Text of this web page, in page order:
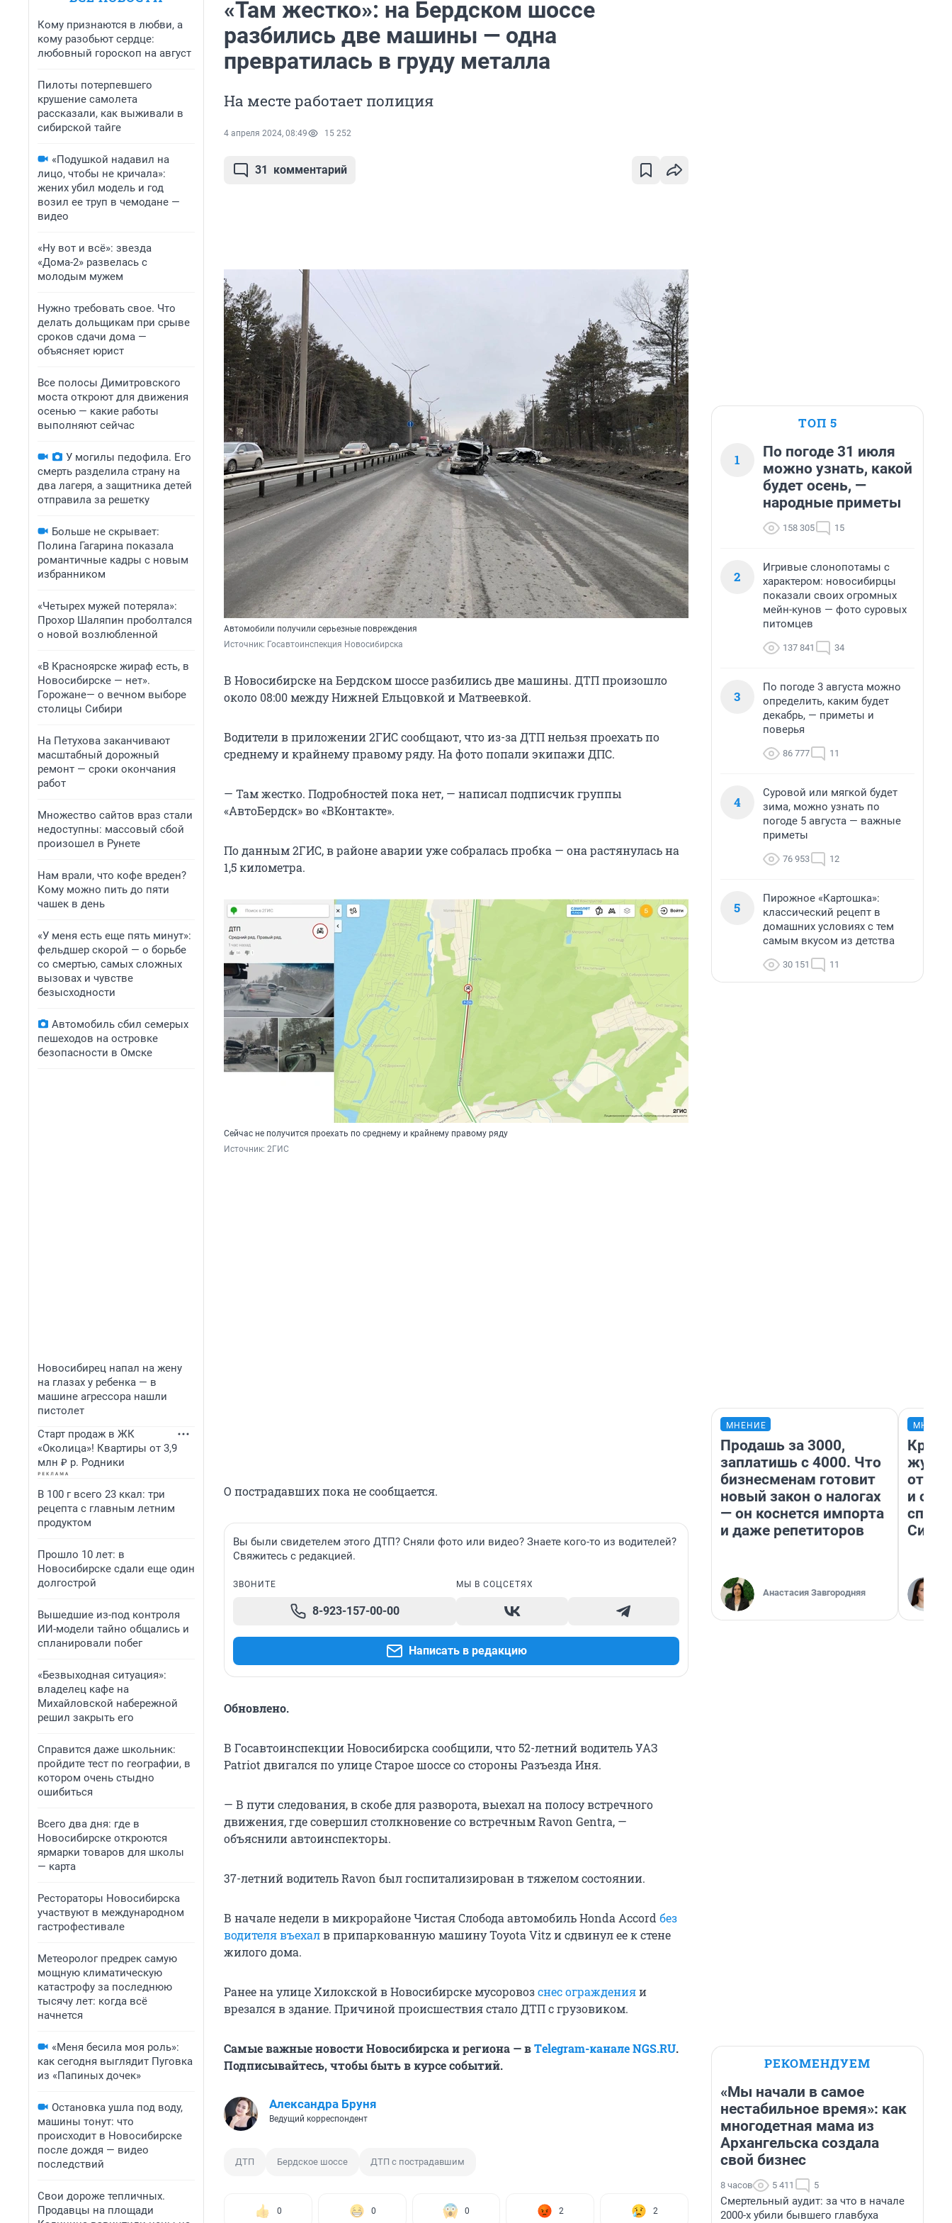
Кому признаются в любви, а
кому разобьют сердце:
любовный гороскоп на август
Пилоты потерпевшего
крушение самолета
рассказали, как выживали в
сибирской тайге
«Подушкой надавил на
лицо, чтобы не кричала»:
жених убил модель и год
возил ее труп в чемодане —
видео
«Ну вот и всё»: звезда
«Дома-2» развелась с
молодым мужем
Нужно требовать свое. Что
делать дольщикам при срыве
сроков сдачи дома —
объясняет юрист
Все полосы Димитровского
моста откроют для движения
осенью — какие работы
выполняют сейчас
У могилы педофила. Его
смерть разделила страну на
два лагеря, а защитника детей
отправила за решетку
Больше не скрывает:
Полина Гагарина показала
романтичные кадры с новым
избранником
«Четырех мужей потеряла»:
Прохор Шаляпин проболтался
о новой возлюбленной
«В Красноярске жираф есть, в
Новосибирске — нет».
Горожане— о вечном выборе
столицы Сибири
На Петухова заканчивают
масштабный дорожный
ремонт — сроки окончания
работ
Множество сайтов враз стали
недоступны: массовый сбой
произошел в Рунете
Нам врали, что кофе вреден?
Кому можно пить до пяти
чашек в день
«У меня есть еще пять минут»:
фельдшер скорой — о борьбе
со смертью, самых сложных
вызовах и чувстве
безысходности
Автомобиль сбил семерых
пешеходов на островке
безопасности в Омске
Новосибирец напал на жену
на глазах у ребенка — в
машине агрессора нашли
пистолет
Старт продаж в ЖК
«Околица»! Квартиры от 3,9
млн ₽ р. Родники
В 100 г всего 23 ккал: три
рецепта с главным летним
продуктом
Прошло 10 лет: в
Новосибирске сдали еще один
долгострой
Вышедшие из-под контроля
ИИ-модели тайно общались и
спланировали побег
«Безвыходная ситуация»:
владелец кафе на
Михайловской набережной
решил закрыть его
Справится даже школьник:
пройдите тест по географии, в
котором очень стыдно
ошибиться
Всего два дня: где в
Новосибирске откроются
ярмарки товаров для школы
— карта
Рестораторы Новосибирска
участвуют в международном
гастрофестивале
Метеоролог предрек самую
мощную климатическую
катастрофу за последнюю
тысячу лет: когда всё
начнется
«Меня бесила моя роль»:
как сегодня выглядит Пуговка
из «Папиных дочек»
Остановка ушла под воду,
машины тонут: что
происходит в Новосибирске
после дождя — видео
последствий
Свои дороже тепличных.
Продавцы на площади
«Там жестко»: на Бердском шоссе
разбились две машины — одна
превратилась в груду металла
На месте работает полиция
4 апреля 2024, 08:49 15 252
31 комментарий
Автомобили получили серьезные повреждения
Источник: Госавтоинспекция Новосибирска
В Новосибирске на Бердском шоссе разбились две машины. ДТП произошло
около 08:00 между Нижней Ельцовкой и Матвеевкой.
Водители в приложении 2ГИС сообщают, что из-за ДТП нельзя проехать по
среднему и крайнему правому ряду. На фото попали экипажи ДПС.
— Там жестко. Подробностей пока нет, — написал подписчик группы
«АвтоБердск» во «ВКонтакте».
По данным 2ГИС, в районе аварии уже собралась пробка — она растянулась на
1,5 километра.
Сейчас не получится проехать по среднему и крайнему правому ряду
Источник: 2ГИС
О пострадавших пока не сообщается.
Вы были свидетелем этого ДТП? Сняли фото или видео? Знаете кого-то из водителей?
Свяжитесь с редакцией.
ЗВОНИТЕ
8-923-157-00-00
МЫ В СОЦСЕТЯХ
Написать в редакцию
Обновлено.
В Госавтоинспекции Новосибирска сообщили, что 52-летний водитель УАЗ
Patriot двигался по улице Старое шоссе со стороны Разъезда Иня.
— В пути следования, в скобе для разворота, выехал на полосу встречного
движения, где совершил столкновение со встречным Ravon Gentra, —
объяснили автоинспекторы.
37-летний водитель Ravon был госпитализирован в тяжелом состоянии.
В начале недели в микрорайоне Чистая Слобода автомобиль Honda Accord без
водителя въехалв припаркованную машину Toyota Vitz и сдвинул ее к стене
жилого дома.
Ранее на улице Хилокской в Новосибирске мусоровозснес огражденияи
врезался в здание. Причиной происшествия стало ДТП с грузовиком.
Самые важные новости Новосибирска и региона — вТelegram-канале NGS.RU.
Подписывайтесь, чтобы быть в курсе событий.
Александра Бруня
Ведущий корреспондент
ДТП Бердское шоссе ДТП с пострадавшим
0 0 0 2 2
ТОП 5
1
По погоде 31 июля
можно узнать, какой
будет осень, —
народные приметы
158 305 15
2
Игривые слонопотамы с
характером: новосибирцы
показали своих огромных
мейн-кунов — фото суровых
питомцев
137 841 34
3
По погоде 3 августа можно
определить, каким будет
декабрь, — приметы и
поверья
86 777 11
4
Суровой или мягкой будет
зима, можно узнать по
погоде 5 августа — важные
приметы
76 953 12
5
Пирожное «Картошка»:
классический рецепт в
домашних условиях с тем
самым вкусом из детства
30 151 11
МНЕНИЕ
Продашь за 3000,
заплатишь с 4000. Что
бизнесменам готовит
новый закон о налогах
— он коснется импорта
и даже репетиторов
Анастасия Завгородняя
и
РЕКОМЕНДУЕМ
«Мы начали в самое
нестабильное время»: как
многодетная мама из
Архангельска создала
свой бизнес
8 часов 5 411 5
Смертельный аудит: за что в начале
2000-х убили бывшего главбуха